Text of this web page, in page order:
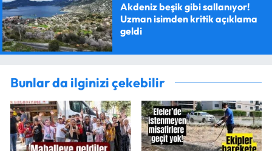
Akdeniz beşik gibi sallanıyor!
Uzman isimden kritik açıklama
geldi
Bunlar da ilginizi çekebilir